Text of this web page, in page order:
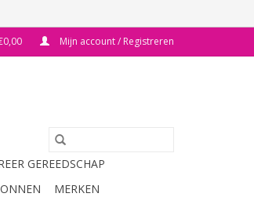
Mijn account / Registreren
GEREEDSCHAP
MERKEN